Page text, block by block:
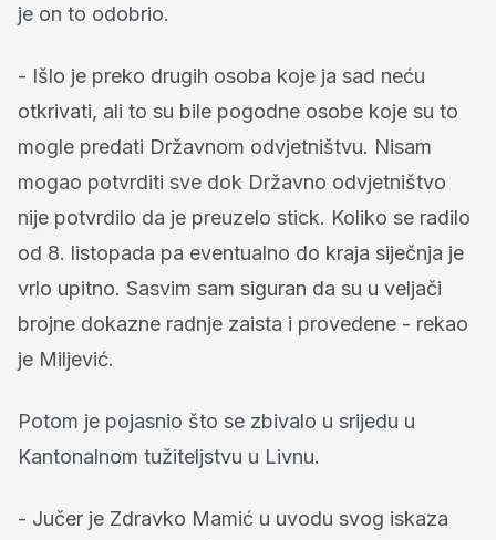
je on to odobrio.
- Išlo je preko drugih osoba koje ja sad neću
otkrivati, ali to su bile pogodne osobe koje su to
mogle predati Državnom odvjetništvu. Nisam
mogao potvrditi sve dok Državno odvjetništvo
nije potvrdilo da je preuzelo stick. Koliko se radilo
od 8. listopada pa eventualno do kraja siječnja je
vrlo upitno. Sasvim sam siguran da su u veljači
brojne dokazne radnje zaista i provedene - rekao
je Miljević.
Potom je pojasnio što se zbivalo u srijedu u
Kantonalnom tužiteljstvu u Livnu.
- Jučer je Zdravko Mamić u uvodu svog iskaza